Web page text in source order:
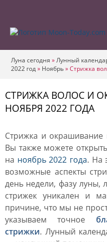
Луна сегодня »Лунный
2022 год» Ноябрь»Стрижка
СТРИЖКА ВОЛОС И
НОЯБРЯ 2022 ГОДА
Стрижка и окрашивание
Вы также можете
на ноябрь 2022 года. На
возможные аспекты
день недели, фазу луны,
стрижек уникален и
причине, что мы не
указываем точное
стрижки. Лунный